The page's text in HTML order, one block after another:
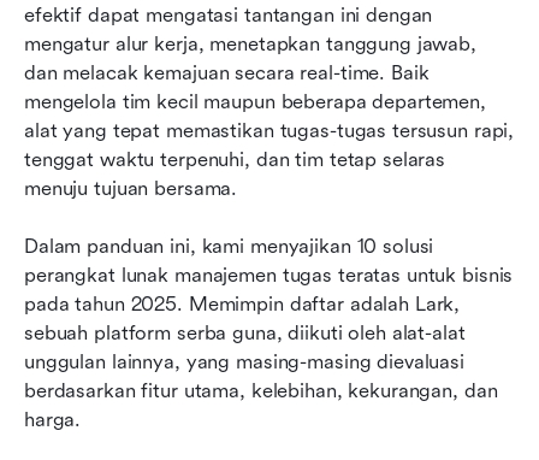
efektif dapat mengatasi tantangan ini dengan
mengatur alur kerja, menetapkan tanggung jawab,
dan melacak kemajuan secara real-time. Baik
mengelola tim kecil maupun beberapa departemen,
alat yang tepat memastikan tugas-tugas tersusun rapi,
tenggat waktu terpenuhi, dan tim tetap selaras
menuju tujuan bersama.
Dalam panduan ini, kami menyajikan 10 solusi
perangkat lunak manajemen tugas teratas untuk bisnis
pada tahun 2025. Memimpin daftar adalah Lark,
sebuah platform serba guna, diikuti oleh alat-alat
unggulan lainnya, yang masing-masing dievaluasi
berdasarkan fitur utama, kelebihan, kekurangan, dan
harga.